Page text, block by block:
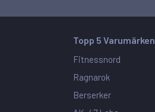
Topp 5 Varumärken
Fitnessnord
Ragnarok
Berserker